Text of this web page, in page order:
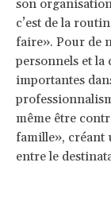
son
c’est de la
faire». Pour de
personnels et la
importantes
même être
famille», créant
entre le